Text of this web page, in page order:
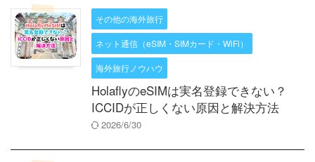
その他の海外旅行
ネット通信（eSIM・SIMカード・WiFi）
海外旅行ノウハウ
HolaflyのeSIMは実名登録できない？
ICCIDが正しくない原因と解決方法
2026/6/30